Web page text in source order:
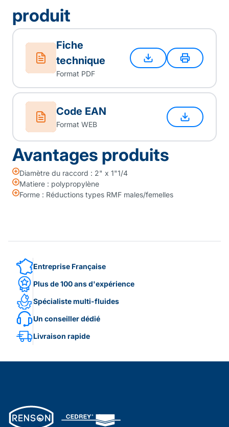
produit
Fiche
technique
Format PDF
Code EAN
Format WEB
Avantages produits
Diamètre du raccord : 2" x 1"1/4
Matiere : polypropylène
Forme : Réductions types RMF males/femelles
Entreprise Française
Plus de 100 ans d'expérience
Spécialiste multi-fluides
Un conseiller dédié
Livraison rapide